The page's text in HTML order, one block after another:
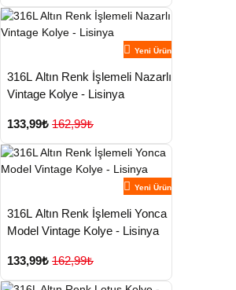
Yeni Ürün
316L Altın Renk İşlemeli Nazarlı
Vintage Kolye - Lisinya
133,99₺ 162,99₺
Yeni Ürün
316L Altın Renk İşlemeli Yonca
Model Vintage Kolye - Lisinya
133,99₺ 162,99₺